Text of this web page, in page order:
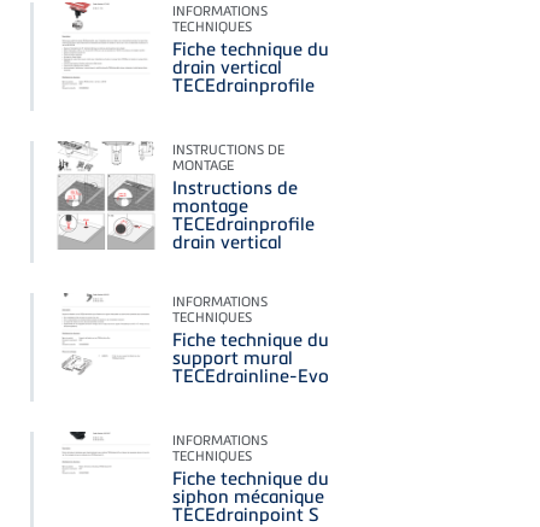
INFORMATIONS
TECHNIQUES
Fiche technique du
drain vertical
TECEdrainprofile
INSTRUCTIONS DE
MONTAGE
Instructions de
montage
TECEdrainprofile
drain vertical
INFORMATIONS
TECHNIQUES
Fiche technique du
support mural
TECEdrainline-Evo
INFORMATIONS
TECHNIQUES
Fiche technique du
siphon mécanique
TECEdrainpoint S